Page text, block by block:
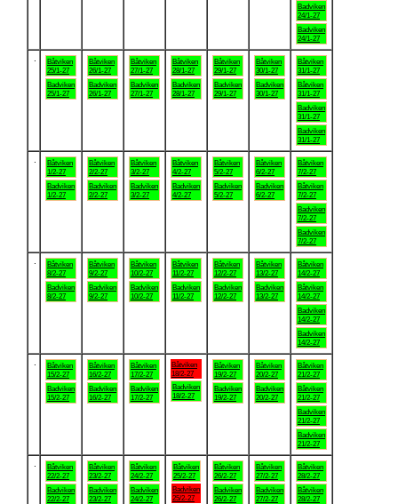
Badviken
24/1-27
Badviken
24/1-27
Båtviken
25/1-27
Badviken
25/1-27
Båtviken
26/1-27
Badviken
26/1-27
Båtviken
27/1-27
Badviken
27/1-27
Båtviken
28/1-27
Badviken
28/1-27
Båtviken
29/1-27
Badviken
29/1-27
Båtviken
30/1-27
Badviken
30/1-27
Båtviken
31/1-27
Båtviken
31/1-27
Badviken
31/1-27
Badviken
31/1-27
Båtviken
1/2-27
Badviken
1/2-27
Båtviken
2/2-27
Badviken
2/2-27
Båtviken
3/2-27
Badviken
3/2-27
Båtviken
4/2-27
Badviken
4/2-27
Båtviken
5/2-27
Badviken
5/2-27
Båtviken
6/2-27
Badviken
6/2-27
Båtviken
7/2-27
Båtviken
7/2-27
Badviken
7/2-27
Badviken
7/2-27
Båtviken
8/2-27
Badviken
8/2-27
Båtviken
9/2-27
Badviken
9/2-27
Båtviken
10/2-27
Badviken
10/2-27
Båtviken
11/2-27
Badviken
11/2-27
Båtviken
12/2-27
Badviken
12/2-27
Båtviken
13/2-27
Badviken
13/2-27
Båtviken
14/2-27
Båtviken
14/2-27
Badviken
14/2-27
Badviken
14/2-27
Båtviken
15/2-27
Badviken
15/2-27
Båtviken
16/2-27
Badviken
16/2-27
Båtviken
17/2-27
Badviken
17/2-27
Båtviken
18/2-27
Badviken
18/2-27
Båtviken
19/2-27
Badviken
19/2-27
Båtviken
20/2-27
Badviken
20/2-27
Båtviken
21/2-27
Båtviken
21/2-27
Badviken
21/2-27
Badviken
21/2-27
Båtviken
22/2-27
Badviken
22/2-27
Båtviken
23/2-27
Badviken
23/2-27
Båtviken
24/2-27
Badviken
24/2-27
Båtviken
25/2-27
Badviken
25/2-27
Båtviken
26/2-27
Badviken
26/2-27
Båtviken
27/2-27
Badviken
27/2-27
Båtviken
28/2-27
Båtviken
28/2-27